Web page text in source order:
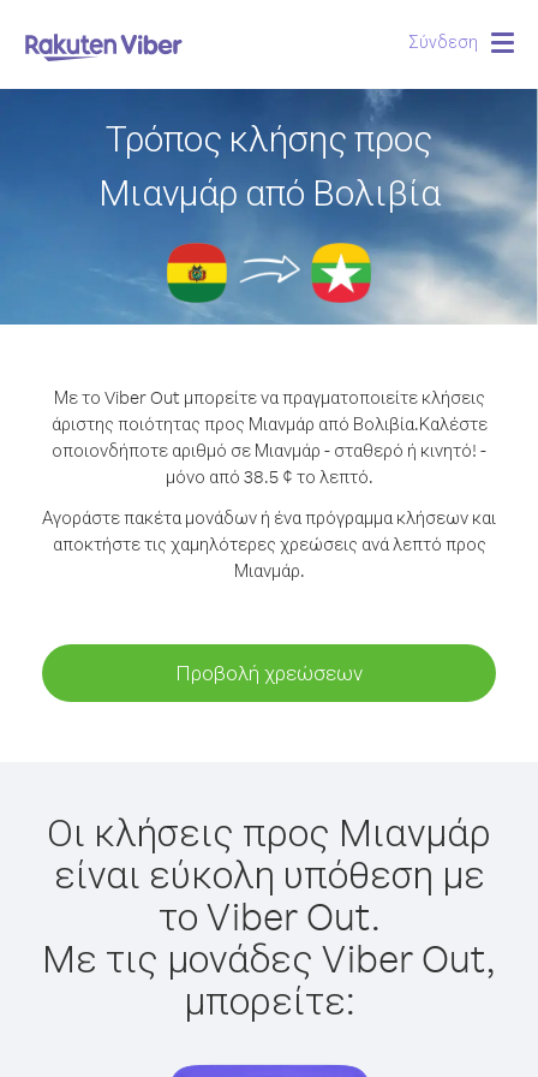
Σύνδεση
Τρόπος κλήσης προς
Μιανμάρ από Βολιβία
Με το Viber Out μπορείτε να πραγματοποιείτε κλήσεις
άριστης ποιότητας προς Μιανμάρ από Βολιβία.Καλέστε
οποιονδήποτε αριθμό σε Μιανμάρ - σταθερό ή κινητό! -
μόνο από 38.5 ¢ το λεπτό.
Αγοράστε πακέτα μονάδων ή ένα πρόγραμμα κλήσεων και
αποκτήστε τις χαμηλότερες χρεώσεις ανά λεπτό προς
Μιανμάρ.
Προβολή χρεώσεων
Οι κλήσεις προς Μιανμάρ
είναι εύκολη υπόθεση με
το Viber Out.
Με τις μονάδες Viber Out,
μπορείτε: